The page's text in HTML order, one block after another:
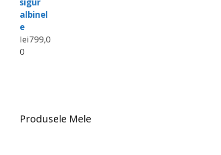
albinel
e
lei799,0
0
Produsele Mele